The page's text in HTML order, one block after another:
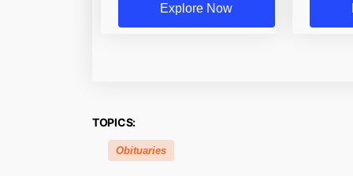
Explore Now
TOPICS:
Obituaries